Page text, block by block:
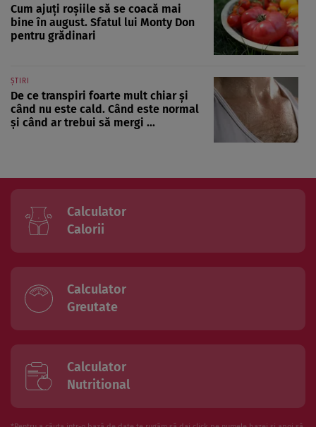
Cum ajuți roșiile să se coacă mai
bine în august. Sfatul lui Monty Don
pentru grădinari
ȘTIRI
De ce transpiri foarte mult chiar și
când nu este cald. Când este normal
și când ar trebui să mergi ...
Calculator
Calorii
Calculator
Greutate
Calculator
Nutritional